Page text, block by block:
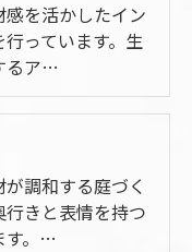
を活かしたイン
っています。生
るア…
調和する庭づく
行きと表情を持つ
す。…